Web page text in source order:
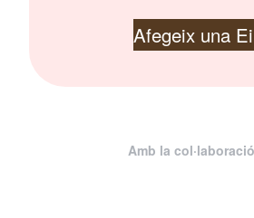
Afegeix una
Amb la